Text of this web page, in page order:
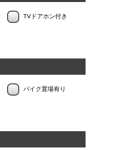
TVドアホン付き
バイク置場有り